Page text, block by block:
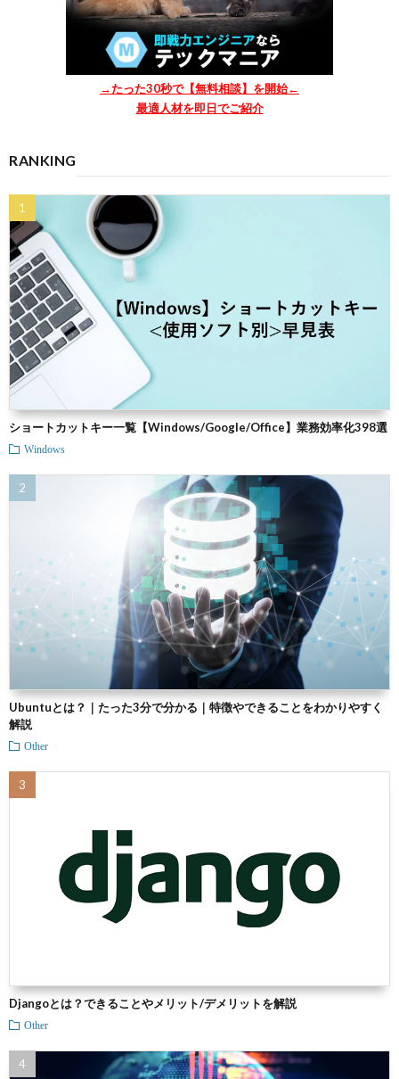
→たった30秒で【無料相談】を開始←
最適人材を即日でご紹介
RANKING
ショートカットキー一覧【Windows/Google/Office】業務効率化398選
Windows
Ubuntuとは？｜たった3分で分かる｜特徴やできることをわかりやすく
解説
Other
Djangoとは？できることやメリット/デメリットを解説
Other